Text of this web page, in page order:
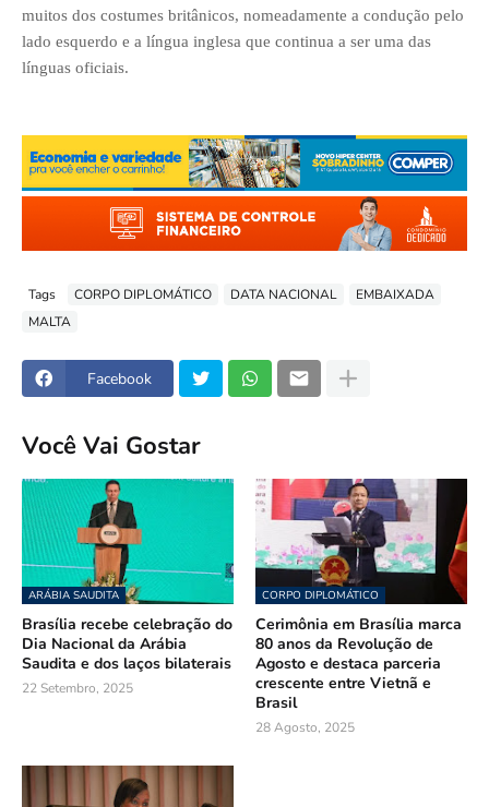
muitos dos costumes britânicos, nomeadamente a condução pelo
lado esquerdo e a língua inglesa que continua a ser uma das
línguas oficiais.
Tags CORPO DIPLOMÁTICO DATA NACIONAL
EMBAIXADA
MALTA
Facebook
Você Vai Gostar
ARÁBIA SAUDITA
Brasília recebe celebração do
Dia Nacional da Arábia
Saudita e dos laços bilaterais
22 Setembro, 2025
CORPO DIPLOMÁTICO
Cerimônia em Brasília marca
80 anos da Revolução de
Agosto e destaca parceria
crescente entre Vietnã e
Brasil
28 Agosto, 2025